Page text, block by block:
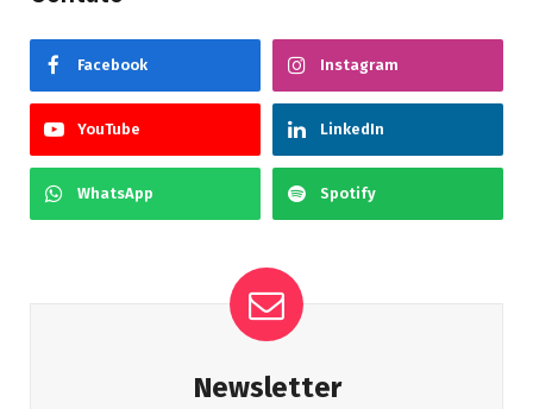
Facebook Instagram
YouTube LinkedIn
WhatsApp Spotify
Newsletter